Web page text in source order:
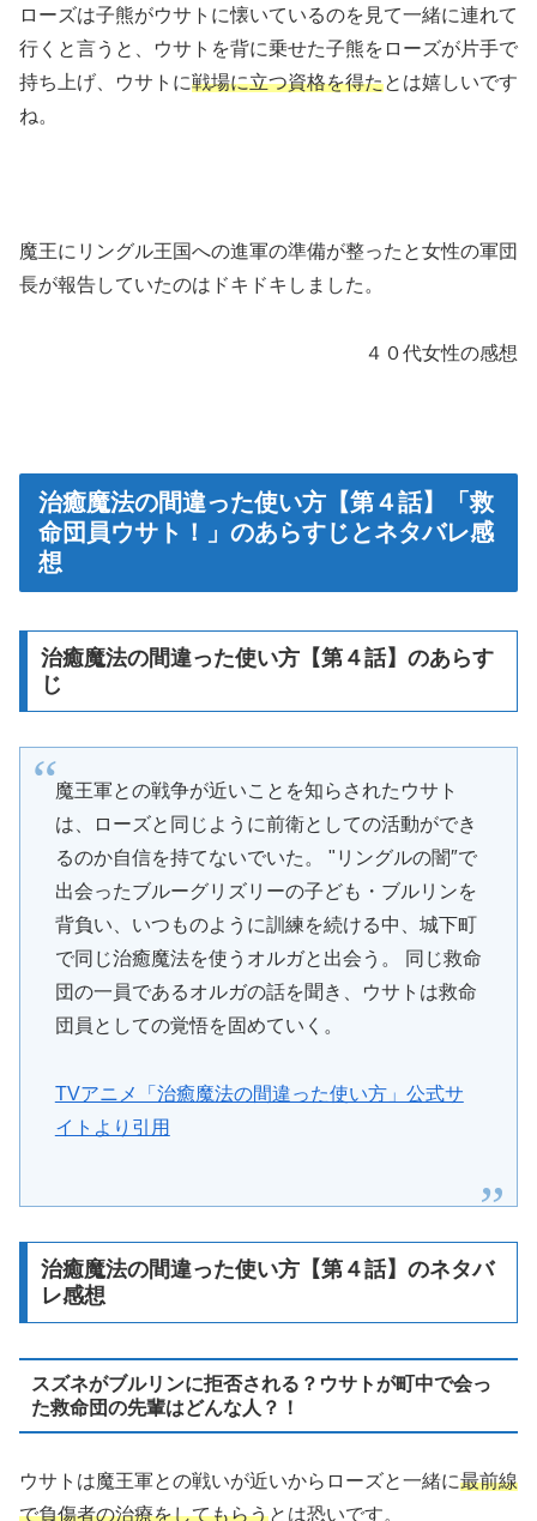
ローズは子熊がウサトに懐いているのを見て一緒に連れて
行くと言うと、ウサトを背に乗せた子熊をローズが片手で
持ち上げ、ウサトに戦場に立つ資格を得たとは嬉しいです
ね。
魔王にリングル王国への進軍の準備が整ったと女性の軍団
長が報告していたのはドキドキしました。
４０代女性の感想
治癒魔法の間違った使い方【第４話】「救
命団員ウサト！」のあらすじとネタバレ感
想
治癒魔法の間違った使い方【第４話】のあらす
じ
魔王軍との戦争が近いことを知らされたウサト
は、ローズと同じように前衛としての活動ができ
るのか自信を持てないでいた。 "リングルの闇″で
出会ったブルーグリズリーの子ども・ブルリンを
背負い、いつものように訓練を続ける中、城下町
で同じ治癒魔法を使うオルガと出会う。 同じ救命
団の一員であるオルガの話を聞き、ウサトは救命
団員としての覚悟を固めていく。
TVアニメ「治癒魔法の間違った使い方」公式サ
イトより引用
治癒魔法の間違った使い方【第４話】のネタバ
レ感想
スズネがブルリンに拒否される？ウサトが町中で会っ
た救命団の先輩はどんな人？！
ウサトは魔王軍との戦いが近いからローズと一緒に最前線
で負傷者の治療をしてもらうとは恐いです。